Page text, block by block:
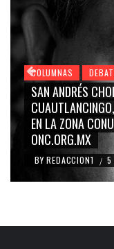
COLUMNAS
GRACE
CARMEN
BLANCO,
BY REDACCION1